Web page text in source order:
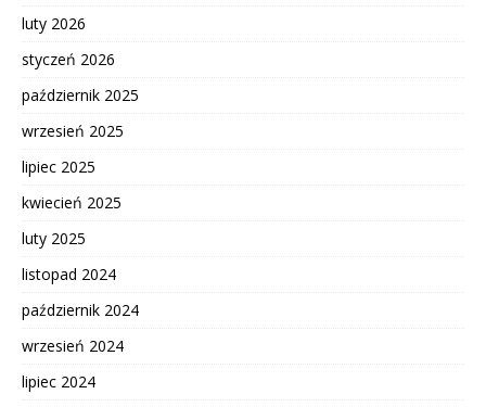
luty 2026
styczeń 2026
październik 2025
wrzesień 2025
lipiec 2025
kwiecień 2025
luty 2025
listopad 2024
październik 2024
wrzesień 2024
lipiec 2024